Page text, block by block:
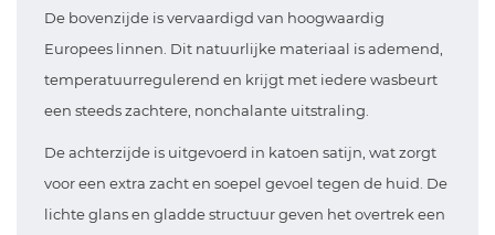
De bovenzijde is vervaardigd van hoogwaardig
Europees linnen. Dit natuurlijke materiaal is ademend,
temperatuurregulerend en krijgt met iedere wasbeurt
een steeds zachtere, nonchalante uitstraling.
De achterzijde is uitgevoerd in katoen satijn, wat zorgt
voor een extra zacht en soepel gevoel tegen de huid. De
lichte glans en gladde structuur geven het overtrek een